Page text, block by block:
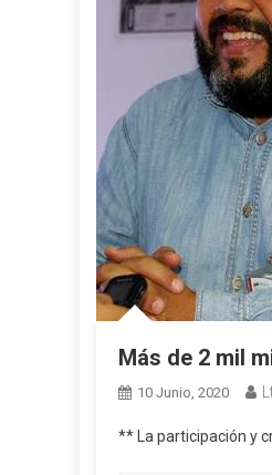
Más de 2 mil
10 Junio, 2020
** La participación y